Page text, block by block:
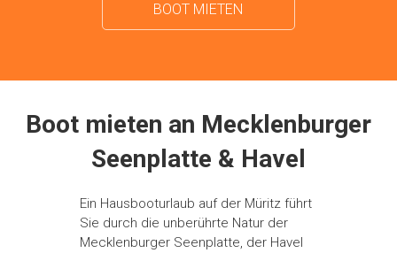
BOOT MIETEN
Boot mieten an Mecklenburger
Seenplatte & Havel
Ein Hausbooturlaub auf der Müritz führt
Sie durch die unberührte Natur der
Mecklenburger Seenplatte, der Havel